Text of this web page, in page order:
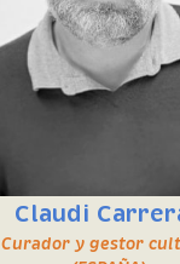
Claudi
Curador y gestor